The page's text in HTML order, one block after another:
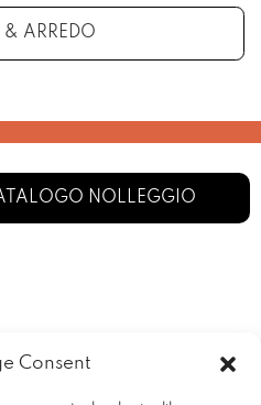
Consent
& ARREDO
NOLLEGGIO